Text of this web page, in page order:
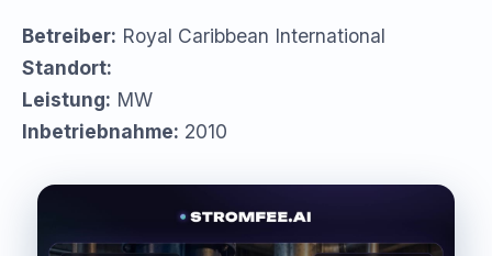
Betreiber: Royal Caribbean International
Standort:
Leistung: MW
Inbetriebnahme: 2010